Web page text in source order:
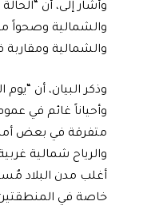
وأشار إلى، أن
والشمالية وصحواً
والشمالية ومقاربة
وذكر البيان، أن
وأحياناً غائم في
متفرقة في بعض
والرياح شمالية
أغلب مدن البلاد
خاصة في المنطقتين